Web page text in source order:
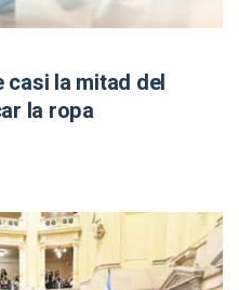
la mitad del
la ropa